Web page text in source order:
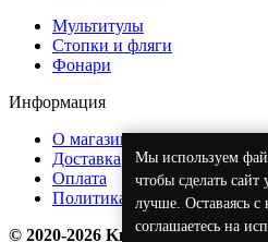
Мы используем
чтобы сделать сайт
лучше. Оставаясь
соглашаетесь на
Мультитулы
Стопки и фляги
Фонари
Информация
О магазине
Доставка
Оплата
Политика обработки
© 2020-2026 KnifeOpt.ru